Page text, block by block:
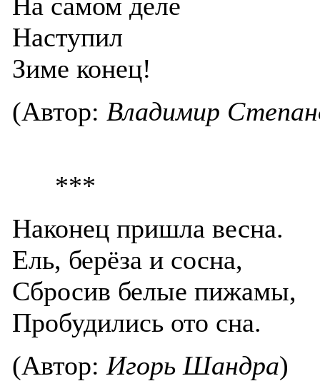
Наступил
Зиме конец!
(Автор: Владимир
***
Наконец пришла весна.
Ель, берёза и сосна,
Сбросив белые пижамы,
Пробудились ото сна.
(Автор: Игорь Шандра)